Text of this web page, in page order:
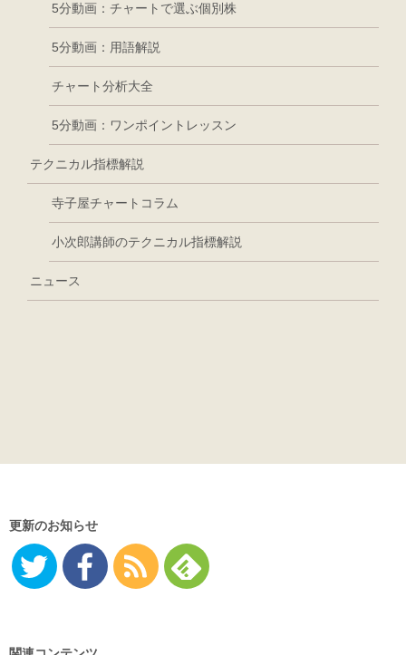
5分動画：チャートで選ぶ個別株
5分動画：用語解説
チャート分析大全
5分動画：ワンポイントレッスン
テクニカル指標解説
寺子屋チャートコラム
小次郎講師のテクニカル指標解説
ニュース
更新のお知らせ